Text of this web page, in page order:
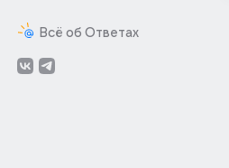
Всё об Ответах